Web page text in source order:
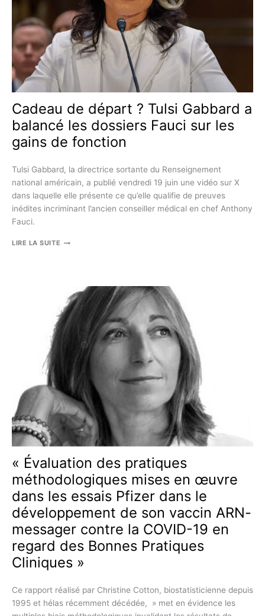
QUE
DIT
LA
SCIENCE
?
Cadeau de départ ? Tulsi Gabbard a
balancé les dossiers Fauci sur les
gains de fonction
Tulsi Gabbard, la directrice sortante du Renseignement
national américain, a publié vendredi 19 juin une vidéo sur X
dans laquelle elle présente ce qu’elle qualifie de preuves
inédites incriminant l’ancien conseiller médical en chef Anthony
Fauci.
LIRE LA SUITE CADEAU
TULSI
GABBARD
A
BALANCÉ
DOSSIERS
FAUCI
LES
GAINS
FONCTION
« Évaluation des pratiques
méthodologiques mises en œuvre
dans les essais Pfizer dans le
développement de son vaccin ARN-
messager contre la COVID-19 en
regard des Bonnes Pratiques
Cliniques »
Ce rapport réalisé par Christine Cotton, biostatisticienne depuis
1995 et hélas récemment décédée, » met en évidence les